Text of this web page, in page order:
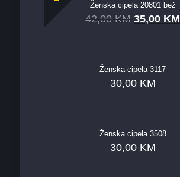
Ženska cipela 20801 bež
42,00 KM 35,00 KM
Ženska cipela 3117
30,00 KM
Ženska cipela 3508
30,00 KM